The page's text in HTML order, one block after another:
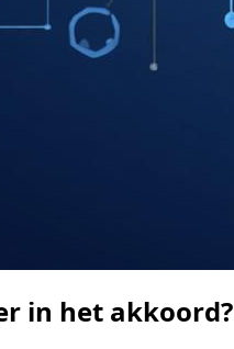
in het akkoord?